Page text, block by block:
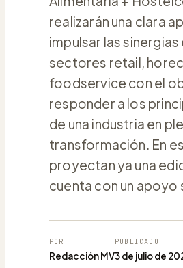
realizarán una clara
impulsar las
sectores retail,
foodservice con el
responder a los
de una industria en
transformación. En
proyectan ya una
cuenta con un
POR
Redacción MV
PUBLICADO
3 de julio de